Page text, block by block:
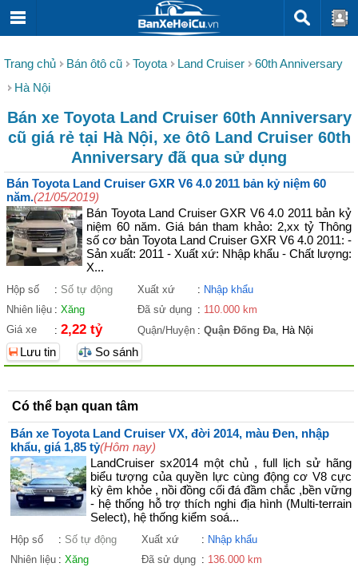
Trang chủ Bán ôtô cũ Toyota Land Cruiser
60th Anniversary
Hà Nội
Bán xe Toyota Land Cruiser 60th Anniversary
cũ giá rẻ tại Hà Nội, xe ôtô Land Cruiser 60th
Anniversary đã qua sử dụng
Bán Toyota Land Cruiser GXR V6 4.0 2011 bản kỷ niệm 60
năm.(21/05/2019)
Bán Toyota Land Cruiser GXR V6 4.0 2011 bản kỷ
niệm 60 năm. Giá bán tham khảo: 2,xx tỷ Thông
số cơ bản Toyota Land Cruiser GXR V6 4.0 2011: -
Sản xuất: 2011 - Xuất xứ: Nhập khẩu - Chất lượng:
X...
Hộp số : Số tự động Xuất xứ : Nhập khẩu
Nhiên liệu : Xăng Đã sử dụng : 110.000 km
Giá xe
: 2,22 tỷ Quận/Huyện : Quận Đống Đa, Hà Nội
Lưu tin So sánh
Có thể bạn quan tâm
Bán xe Toyota Land Cruiser VX, đời 2014, màu Đen, nhập
khẩu, giá 1,85 tỷ(Hôm nay)
LandCruiser sx2014 một chủ , full lịch sử hãng
biểu tượng của quyền lực cùng động cơ V8 cực
kỳ êm khỏe , nồi đồng cối đá đầm chắc ,bền vững
- hệ thống hỗ trợ thích nghi địa hình (Multi-terrain
Select), hệ thống kiểm soá...
Hộp số : Số tự động Xuất xứ : Nhập khẩu
Nhiên liệu : Xăng Đã sử dụng : 136.000 km